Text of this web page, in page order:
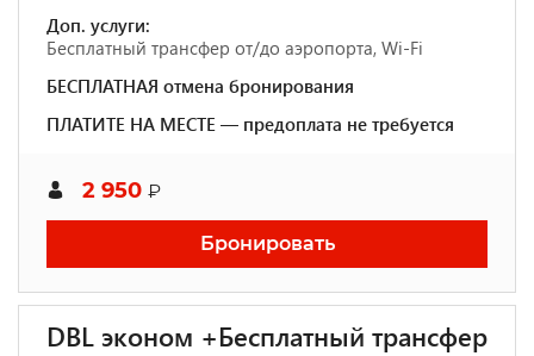
Доп. услуги:
Бесплатный трансфер от/до аэропорта, Wi-Fi
БЕСПЛАТНАЯ отмена бронирования
ПЛАТИТЕ НА МЕСТЕ — предоплата не требуется
2 950 ₽
Бронировать
DBL эконом +Бесплатный трансфер